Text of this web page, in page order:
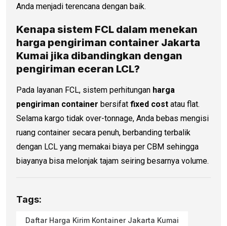
Anda menjadi terencana dengan baik.
Kenapa sistem FCL dalam menekan
harga pengiriman container Jakarta
Kumai jika dibandingkan dengan
pengiriman eceran LCL?
Pada layanan FCL, sistem perhitungan harga
pengiriman container bersifat fixed cost atau flat.
Selama kargo tidak over-tonnage, Anda bebas mengisi
ruang container secara penuh, berbanding terbalik
dengan LCL yang memakai biaya per CBM sehingga
biayanya bisa melonjak tajam seiring besarnya volume.
Tags:
Daftar Harga Kirim Kontainer Jakarta Kumai